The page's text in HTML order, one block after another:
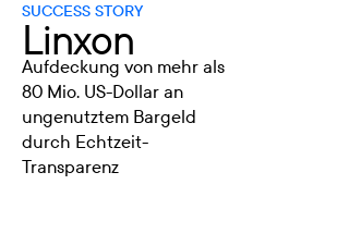
SUCCESS STORY
Linxon
Aufdeckung von mehr als
80 Mio. US-Dollar an
ungenutztem Bargeld
durch Echtzeit-
Transparenz